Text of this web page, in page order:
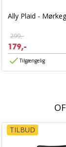
Ally Plaid -
299,-
179,-
Tilgængelig
TILBUD